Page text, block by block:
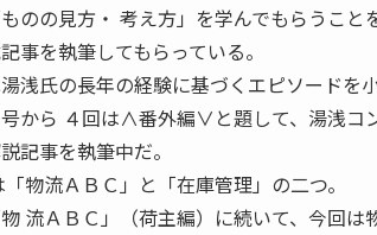
のの見方・ 考え方」を学んでもらうこ
事を執筆してもらっている。
浅氏の長年の経験に基づくエピソードを
から ４回は∧番外編∨と題して、湯浅コ
記事を執筆中だ。
物流ＡＢＣ」と「在庫管理」の二つ。
流ＡＢＣ」（荷主編）に続いて、今回は